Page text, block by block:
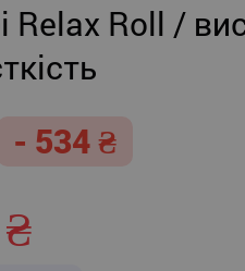
Relax Roll /
- 534